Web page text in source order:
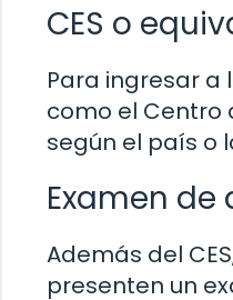
CES o
Para ingresar
como el Centro
según el país o
Examen
Además del
presenten un